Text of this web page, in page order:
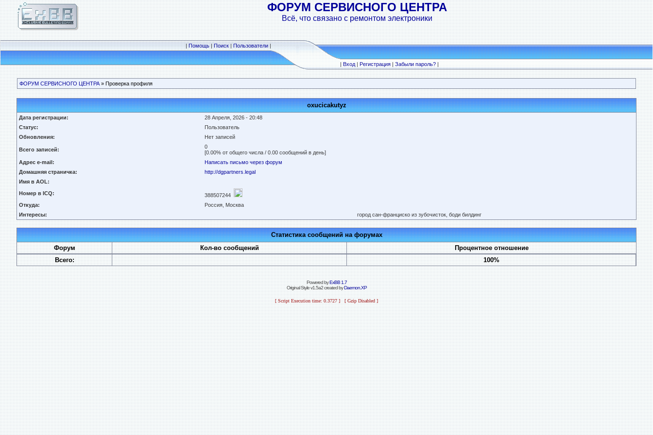
ФОРУМ СЕРВИСНОГО ЦЕНТРА
Всё, что связано с ремонтом электроники
|Помощь|Поиск|Пользователи|
|Вход|Регистрация|Забыли пароль?|
ФОРУМ СЕРВИСНОГО ЦЕНТРА » Проверка профиля
oxucicakutyz
Дата регистрации:
28 Апреля, 2026 - 20:48
Статус:
Пользователь
Обновления:
Нет записей
Всего записей:
0
[0.00% от общего числа / 0.00 сообщений в день]
Адрес e-mail:
Написать письмо через форум
Домашняя страничка:
http://dgpartners.legal
Имя в AOL:
Номер в ICQ:
388507244
Откуда:
Россия, Москва
Интересы:
город сан-франциско из зубочисток, боди билдинг
Статистика сообщений на форумах
Форум
Кол-во сообщений
Процентное отношение
Всего:
100%
Powered byExBB 1.7
Original Style v1.5a2 created byDaemon.XP
[ Script Execution time: 0.3727 ] [ Gzip Disabled ]